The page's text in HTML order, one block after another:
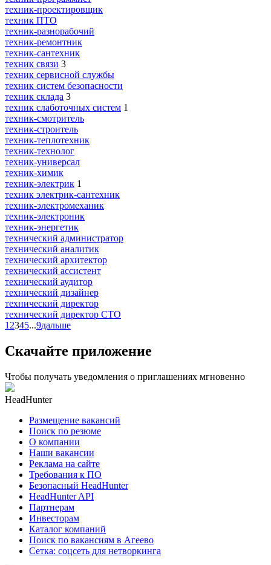
техник-проектировщик
техник ПТО
техник-разнорабочий
техник-ремонтник
техник-сантехник
техник связи 3
техник сервисной службы
техник систем безопасности
техник склада 3
техник слаботочных систем 1
техник-смотритель
техник-строитель
техник-теплотехник
техник-технолог
техник-универсал
техник-химик
техник-электрик 1
техник электрик-сантехник
техник-электромеханик
техник-электроник
техник-энергетик
технический администратор
технический аналитик
технический архитектор
технический ассистент
технический аудитор
технический дизайнер
технический директор
технический директор CTO
1 2345...9дальше
Скачайте приложение
Чтобы получать уведомления о приглашениях мгновенно
HeadHunter
Размещение вакансий
Поиск по резюме
О компании
Наши вакансии
Реклама на сайте
Требования к ПО
Безопасный HeadHunter
HeadHunter API
Партнерам
Инвесторам
Каталог компаний
Поиск по вакансиям в Агеево
Сетка: соцсеть для нетворкинга